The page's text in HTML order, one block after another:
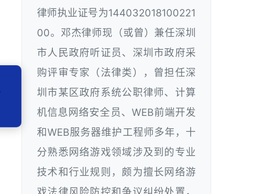
律师执业证号为144032018100221
00。邓杰律师现（或曾）兼任深圳
市人民政府听证员、深圳市政府采
购评审专家（法律类），曾担任深
圳市某区政府系统公职律师、计算
机信息网络安全员、WEB前端开发
和WEB服务器维护工程师多年，十
分熟悉网络游戏领域涉及到的专业
技术和行业规则，颇为擅长网络游